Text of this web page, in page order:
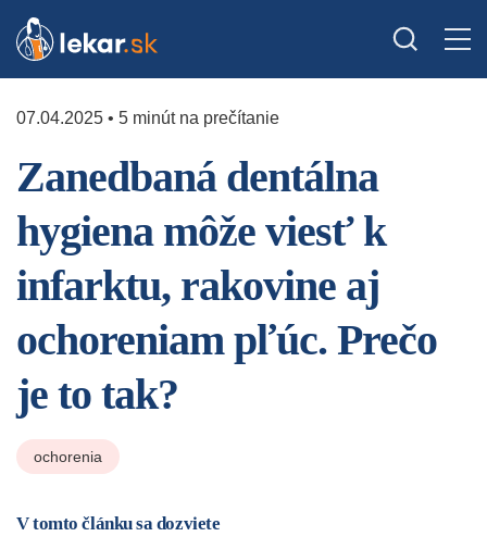
07.04.2025 • 5 minút na prečítanie
Zanedbaná dentálna
hygiena môže viesť k
infarktu, rakovine aj
ochoreniam pľúc. Prečo
je to tak?
ochorenia
V tomto článku sa dozviete